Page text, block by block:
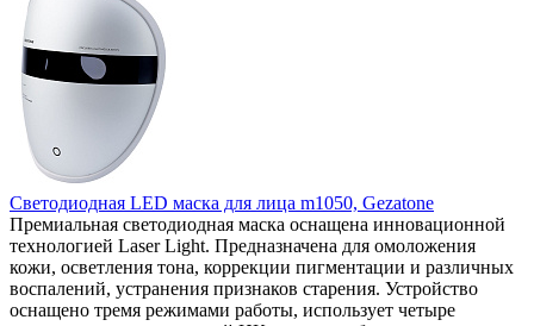
Светодиодная LED маска для лица m1050, Gezatone
Премиальная светодиодная маска оснащена инновационной
технологией Laser Light. Предназначена для омоложения
кожи, осветления тона, коррекции пигментации и различных
воспалений, устранения признаков старения. Устройство
оснащено тремя режимами работы, использует четыре